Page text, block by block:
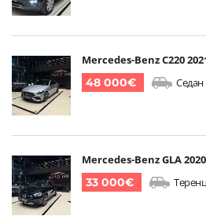
Mercedes-Benz C220
48 000€
Седан
Mercedes-Benz GLA 2020
33 000€